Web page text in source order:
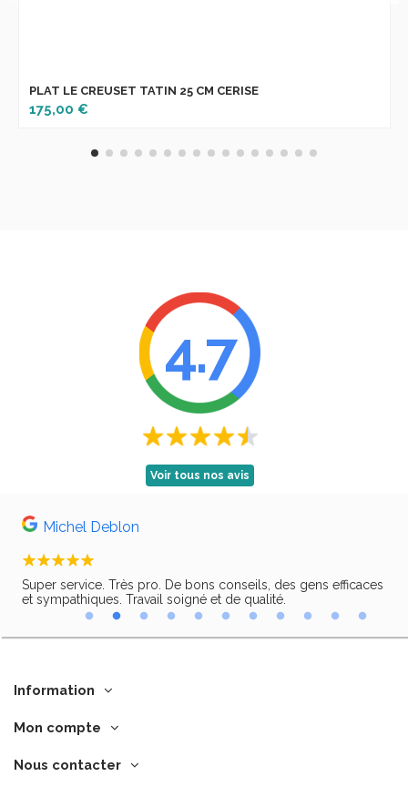
PLAT LE CREUSET TATIN 25 CM CERISE
175,00 €
4.7
Voir tous nos avis
Michel Deblon
Super service. Très pro. De bons conseils, des gens efficaces
et sympathiques. Travail soigné et de qualité.
Information
Mon compte
Nous contacter